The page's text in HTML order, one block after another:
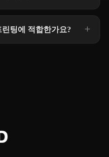
팅에 적합한가요?